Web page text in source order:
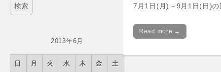
2013年6月
日 月 火 水 木 金 土
7月1日(月)～9月1日(日)の
Read more →